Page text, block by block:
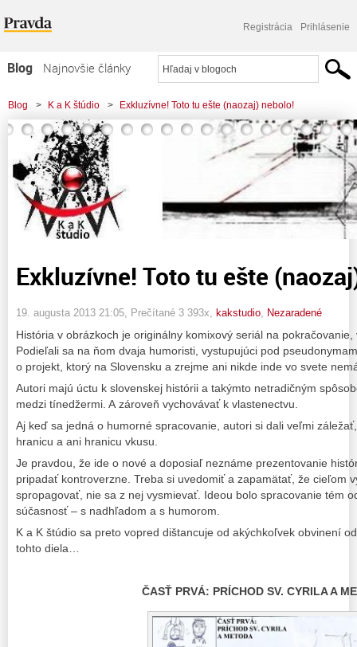
Registrácia Prihlásenie
Blog
Najnovšie články
Najčítanejšie články
Najkomentovanejšie články
Zoznam blogov
Komerčné blogy
Blog > K a K štúdio > Exkluzívne! Toto tu ešte (naozaj) nebolo!
Exkluzívne! Toto tu ešte
19. augusta 2013 21:05 , Prečítané 3 393x, kakstudio Nezaradené
História v obrázkoch je originálny komixový seriál na
Podieľali sa na ňom dvaja humoristi, vystupujúci pod
o projekt, ktorý na Slovensku a zrejme ani nikde inde vo svete
Autori majú úctu k slovenskej histórii a takýmto netradičným
medzi tínedžermi. A zároveň vychovávať k vlastenectvu.
Aj keď sa jedná o humorné spracovanie, autori si dali veľmi
hranicu a ani hranicu vkusu.
Je pravdou, že ide o nové a doposiaľ neznáme prezentovanie
pripadať kontroverzne. Treba si uvedomiť a zapamätať, že cieľom
spropagovať, nie sa z nej vysmievať. Ideou bolo spracovanie tém
súčasnosť – s nadhľadom a s humorom.
K a K štúdio sa preto vopred dištancuje od akýchkoľvek obvinení
tohto diela…
ČASŤ PRVÁ: PRÍCHOD SV. CYRILA A